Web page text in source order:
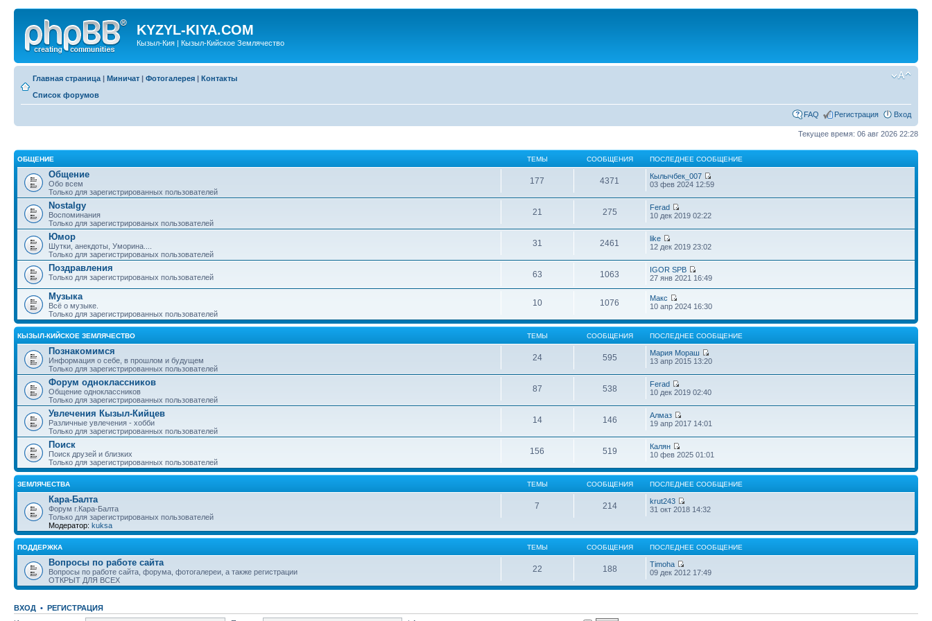
KYZYL-KIYA.COM
Кызыл-Кия | Кызыл-Кийское Землячество
Главная страница | Миничат | Фотогалерея | Контакты
Список форумов
FAQ Регистрация Вход
Текущее время: 06 авг 2026 22:28
ОБЩЕНИЕ ТЕМЫ СООБЩЕНИЯ ПОСЛЕДНЕЕ СООБЩЕНИЕ
Общение
Обо всем
Только для зарегистрированных пользователей
177 4371
Кылычбек_007
03 фев 2024 12:59
Nostalgy
Воспоминания
Только для зарегистрированых пользователей
21 275
Ferad
10 дек 2019 02:22
Юмор
Шутки, анекдоты, Уморина....
Только для зарегистрированых пользователей
31 2461
like
12 дек 2019 23:02
Поздравления
Только для зарегистрированых пользователей 63 1063
IGOR SPB
27 янв 2021 16:49
Музыка
Всё о музыке.
Только для зарегистрированных пользователей
10 1076
Макс
10 апр 2024 16:30
КЫЗЫЛ-КИЙСКОЕ ЗЕМЛЯЧЕСТВО ТЕМЫ СООБЩЕНИЯ ПОСЛЕДНЕЕ СООБЩЕНИЕ
Познакомимся
Информация о себе, в прошлом и будущем
Только для зарегистрированных пользователей
24 595
Мария Мораш
13 апр 2015 13:20
Форум одноклассников
Общение одноклассников
Только для зарегистрированных пользователей
87 538
Ferad
10 дек 2019 02:40
Увлечения Кызыл-Кийцев
Различные увлечения - хобби
Только для зарегистрированных пользователей
14 146
Алмаз
19 апр 2017 14:01
Поиск
Поиск друзей и близких
Только для зарегистрированных пользователей
156 519
Калян
10 фев 2025 01:01
ЗЕМЛЯЧЕСТВА ТЕМЫ СООБЩЕНИЯ ПОСЛЕДНЕЕ СООБЩЕНИЕ
Кара-Балта
Форум г.Кара-Балта
Только для зарегистрированых пользователей
Модератор: kuksa
7 214
krut243
31 окт 2018 14:32
ПОДДЕРЖКА ТЕМЫ СООБЩЕНИЯ ПОСЛЕДНЕЕ СООБЩЕНИЕ
Вопросы по работе сайта
Вопросы по работе сайта, форума, фотогалереи, а также регистрации
ОТКРЫТ ДЛЯ ВСЕХ
22 188
Timoha
09 дек 2012 17:49
ВХОД • РЕГИСТРАЦИЯ